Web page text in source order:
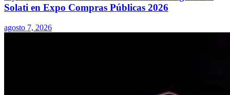
Solati en Expo Compras Públicas 2026
agosto 7, 2026